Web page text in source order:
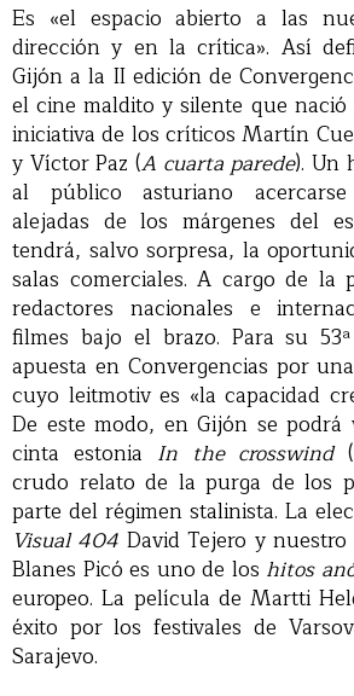
Es «el espacio abierto a las
dirección y en la crítica». Así
Gijón a la II edición de
el cine maldito y silente que
iniciativa de los críticos Martín
y Víctor Paz (A cuarta parede). Un
al público asturiano
alejadas de los márgenes del
tendrá, salvo sorpresa, la
salas comerciales. A cargo de la
redactores nacionales e
filmes bajo el brazo. Para su
apuesta en Convergencias por una
cuyo leitmotiv es «la capacidad
De este modo, en Gijón se podrá
cinta estonia In the crosswind(
crudo relato de la purga de los
parte del régimen stalinista. La
Visual 404 David Tejero y
Blanes Picó es uno de los hitos
europeo. La película de Martti
éxito por los festivales de
Sarajevo.